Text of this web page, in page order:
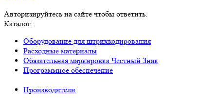
Авторизируйтесь на сайте чтобы ответить.
Каталог:
Оборудование для штрихкодирования
Расходные материалы
Обязательная маркировка Честный Знак
Программное обеспечение
Производители